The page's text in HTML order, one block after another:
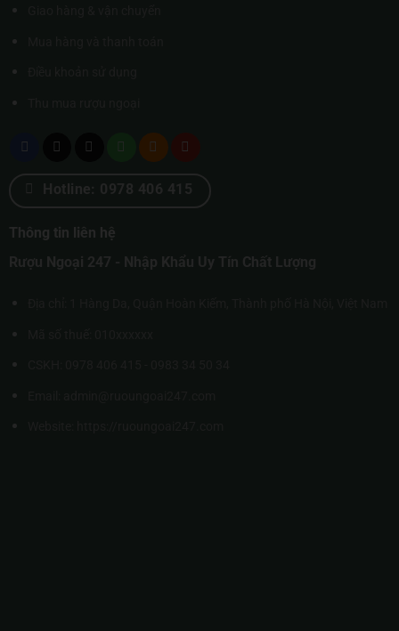
Hotline: 0978 406 415
Thông tin liên hệ
Rượu Ngoại 247 - Nhập Khẩu Uy Tín Chất Lượng